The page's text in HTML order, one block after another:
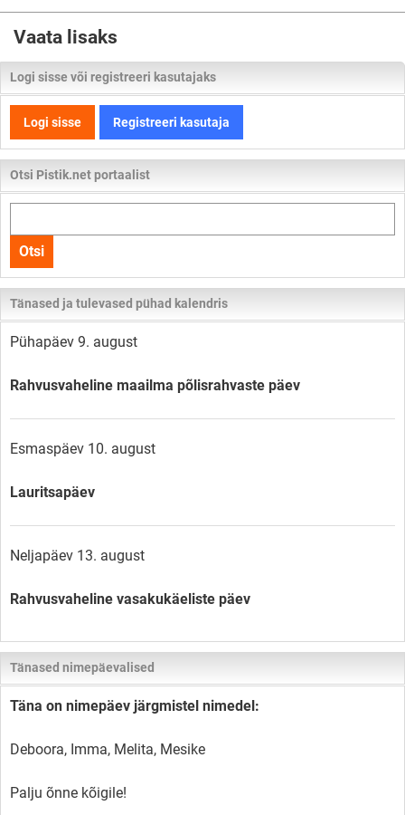
Vaata lisaks
Logi sisse või registreeri kasutajaks
Logi sisse Registreeri kasutaja
Otsi Pistik.net portaalist
kogu
lehelt
Otsi
Tänased ja tulevased pühad kalendris
Pühapäev 9. august
Rahvusvaheline maailma põlisrahvaste päev
Esmaspäev 10. august
Lauritsapäev
Neljapäev 13. august
Rahvusvaheline vasakukäeliste päev
Tänased nimepäevalised
Täna on nimepäev järgmistel nimedel:
Deboora, Imma, Melita, Mesike
Palju õnne kõigile!